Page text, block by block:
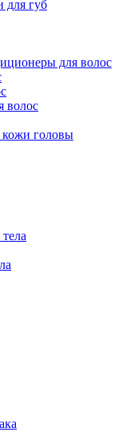
для губ
для волос
волос
головы